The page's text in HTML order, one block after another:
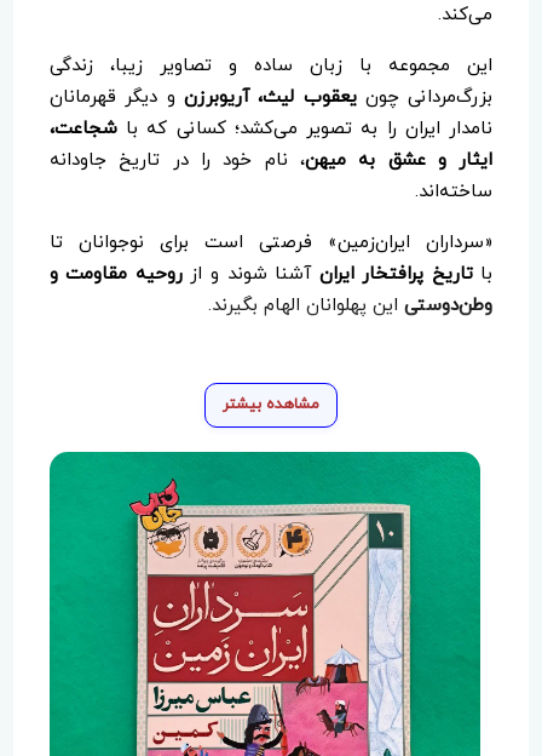
می‌کند.
این مجموعه با زبان ساده و تصاویر زیبا، زندگی
بزرگ‌مردانی چونیعقوب لیث، آریوبرزن و دیگر قهرمانان
نامدار ایران را به تصویر می‌کشد؛ کسانی که باشجاعت،
ایثار و عشق به میهن، نام خود را در تاریخ جاودانه
ساخته‌اند.
«سرداران ایران‌زمین» فرصتی است برای نوجوانان تا
باتاریخ پرافتخار ایران آشنا شوند و ازروحیه مقاومت و
وطن‌دوستیاین پهلوانان الهام بگیرند.
مشاهده بیشتر